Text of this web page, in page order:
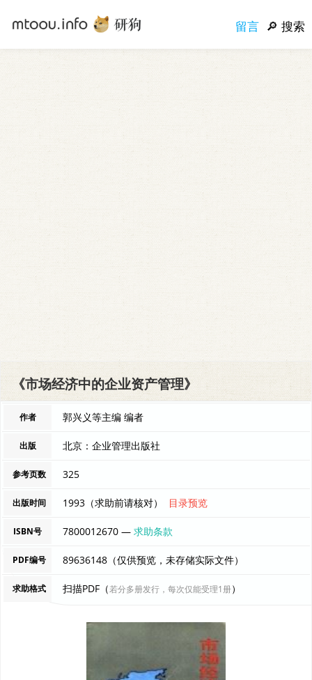
留言 搜索
《市场经济中的企业资产管理》
作者 郭兴义等主编 编者
出版 北京：企业管理出版社
参考页数 325
出版时间 1993（求助前请核对） 目录预览
ISBN号 7800012670 —求助条款
PDF编号 89636148（仅供预览，未存储实际文件）
求助格式 扫描PDF（若分多册发行，每次仅能受理1册）